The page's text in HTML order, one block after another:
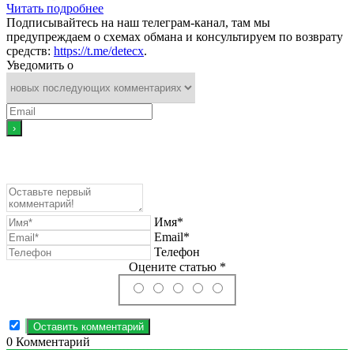
Читать подробнее
Подписывайтесь на наш телеграм-канал, там мы
предупреждаем о схемах обмана и консультируем по возврату
средств: https://t.me/detecx.
Уведомить о
Имя*
Email*
Телефон
Оцените статью *
0 Комментарий